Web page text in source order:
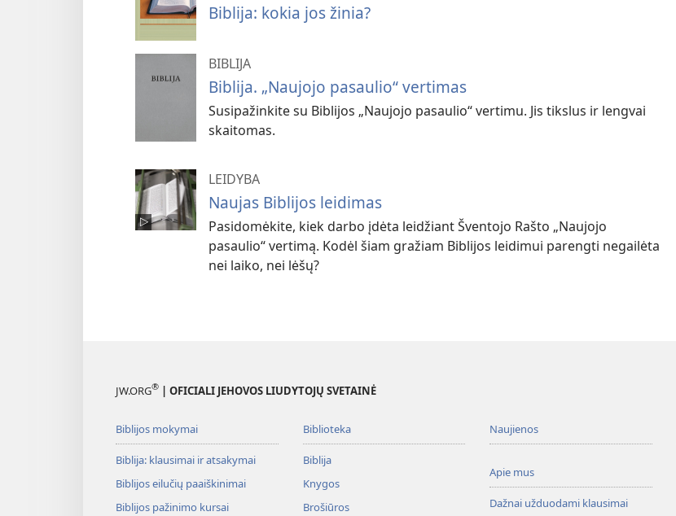
Biblija: kokia jos žinia?
BIBLIJA
Biblija. „Naujojo pasaulio“ vertimas
Susipažinkite su Biblijos „Naujojo pasaulio“ vertimu. Jis tikslus ir lengvai
skaitomas.
LEIDYBA
Naujas Biblijos leidimas
Pasidomėkite, kiek darbo įdėta leidžiant Šventojo Rašto „Naujojo
pasaulio“ vertimą. Kodėl šiam gražiam Biblijos leidimui parengti negailėta
nei laiko, nei lėšų?
JW.ORG® | OFICIALI JEHOVOS LIUDYTOJŲ SVETAINĖ
Biblijos mokymai
Biblija: klausimai ir atsakymai
Biblijos eilučių paaiškinimai
Biblijos pažinimo kursai
Biblioteka
Biblija
Knygos
Brošiūros
Naujienos
Apie mus
Dažnai užduodami klausimai